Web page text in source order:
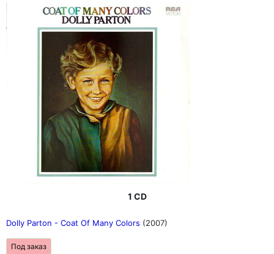
1 CD
Dolly Parton - Coat Of Many Colors (2007)
Под заказ